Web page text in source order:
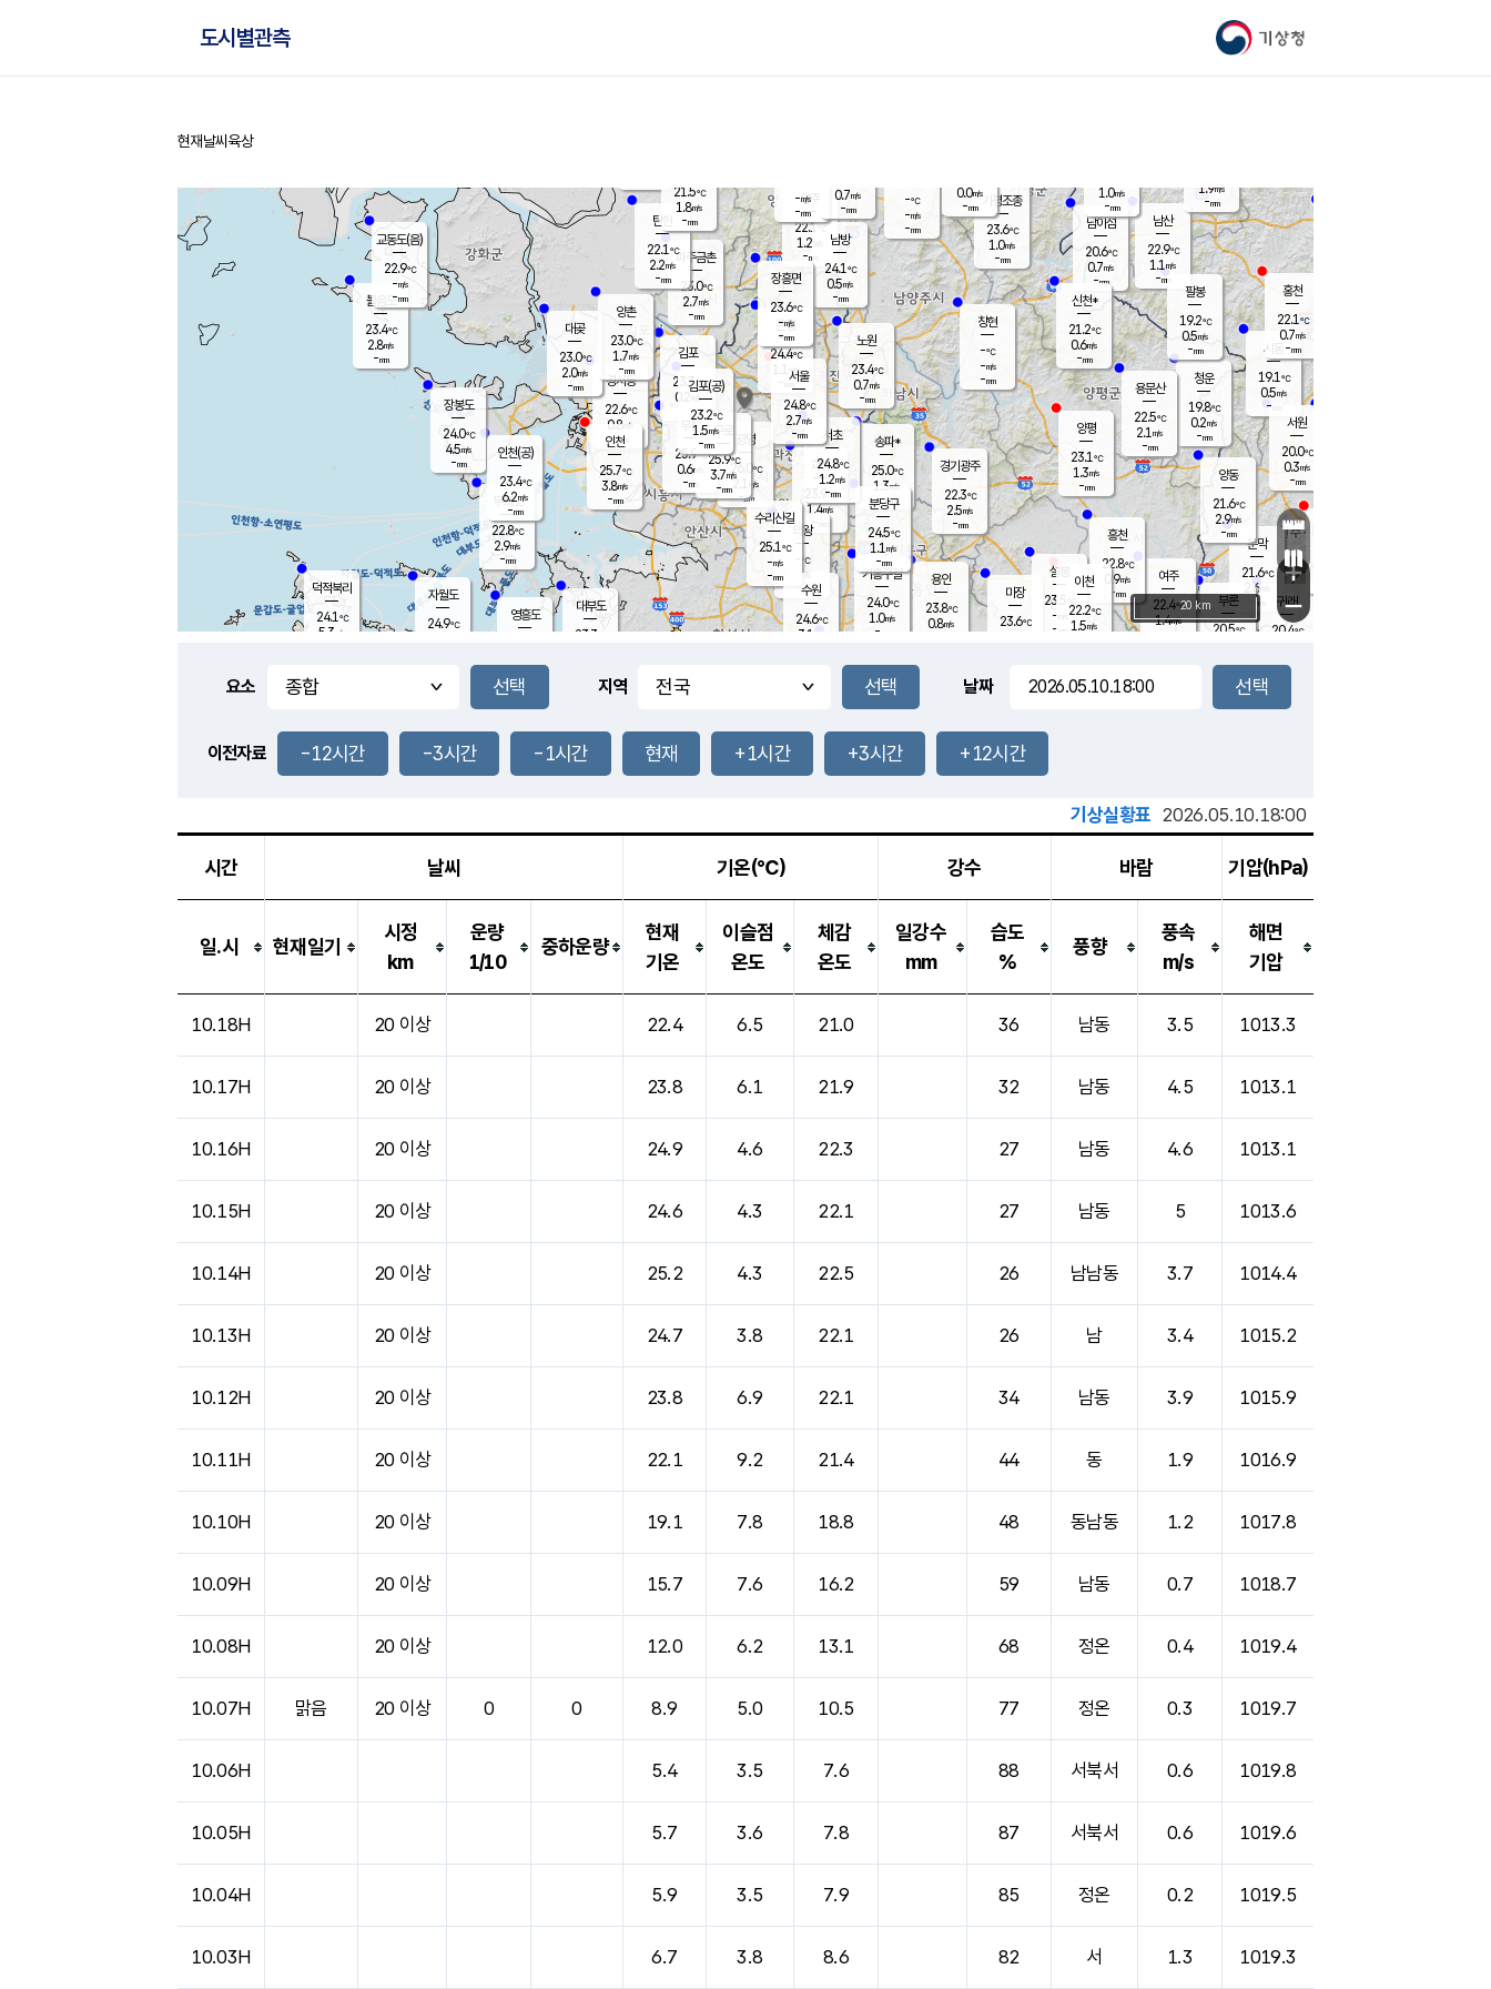
기상청
도시별관측
홈
현재날씨 육상
풍도
3.3m/s
문막
21.6℃
2.6m/s
mm
남이섬
20.6℃
0.7m/s
-mm
무의도
22.8℃
2.9m/s
-mm
영흥도
볼음도
23.4℃
2.8m/s
-mm
자월도
24.9℃
양주
22.1℃
1.2
-mm
부론
20.5℃
과천
23.9℃
1.4m/s
- mm
남산
22.9℃
1.1 m/s
-mm
장봉도
24.0℃
4.5m/s
-mm
-mm
청운
19.8℃
0.2m/s
-mm
팔봉
19.2℃
0.5m/s
-mm
-mm
용인
23.8℃
0.8m/s
여주
22.4℃
1.4m/s
양동
21.6℃
2.9m/s
-mm
경기광주
22.3℃
2.5m/s
-mm
장호원
1.0m/s
-mm
23.4
℃
대부도
23.3
-
경서동
22.6℃
0.8 m/s
-mm
파주금촌
23.0℃
2.7m/s
-mm
가평조종
23.6℃
1.0m/s
-mm
-℃
-m/s
-mm
대곶
23.0℃
2.0m/s
-mm
신천*
21.2℃
0.6m/s
-mm
창현
-℃
-m/s
-mm
탄현
22.1℃
2.2m/s
-mm
0.0m/s
-mm
24.3℃
0.0m/s
-mm
흥천
22.8℃
0.9m/s
-mm
마장
23.6℃
의왕
- ℃
m/s
mm
김포
23.3℃
0.2 m/s
mm
설봉
23.5
-m/s
- mm
광명
26.0
℃
2.1 m/s
-mm
부천
25.9℃
0.6m/s
-mm
-mm
양촌
23.0℃
1.7m/s
-mm
구로
25.9℃
3.7m/s
-mm
은평
24.4℃
m/s
- mm
노원
23.4℃
0.7m/s
-mm
송파*
25.0℃
1.3m/s
-mm
서초
24.8℃
1.2m/s
-mm
남방
24.1℃
0.5m/s
-mm
기흥구갈
24.0℃
1.0m/s
-
수리산길
25.1℃
-m/s
-mm
분당구
24.5℃
1.1 m/s
-mm
장흥면
23.6℃
-m/s
-mm
-m/s
-mm
시동
19.1℃
0.5m/s
- mm
귀래
20.4℃
서원
20.0℃
0.3m/s
-mm
용문산
22.5℃
2.1 m/s
-mm
덕적북리
24.1℃
5.3 m/s
인천(공)
23.4℃
6.2m/s
-mm
김포(공)
23.2℃
1.5m/s
-mm
교동도(음)
22.9℃
-m/s
-mm
홍천
22.1℃
0.7m/s
-mm
이천
22.2℃
1.5m/s
양평
23.1℃
1.3m/s
-mm
수원
24.6℃
3.1 m/s
인천
25.7℃
3.8m/s
-mm
서울
24.8℃
2.7m/s
-mm
1.9m/s
-mm
21.5℃
1.8m/s
-mm
0.7m/s
-mm
+
−
20 km
요소 지역 날짜
이전자료 -12시간 -3시간 -1시간 현재 +1시간 +3시간 +12시간
기상실황표 2026.05.10.18:00
시간 날씨 기온(℃) 강수 바람 기압(hPa)
일.시 현재일기
시정
km
운량
1/10
중하운량
현재
기온
이슬점
온도
체감
온도
일강수
mm
습도
%
풍향
풍속
m/s
해면
기압
10.18H 20 이상 22.4 6.5 21.0 36 남동 3.5 1013.3
10.17H 20 이상 23.8 6.1 21.9 32 남동 4.5 1013.1
10.16H 20 이상 24.9 4.6 22.3 27 남동 4.6 1013.1
10.15H 20 이상 24.6 4.3 22.1 27 남동 5 1013.6
10.14H 20 이상 25.2 4.3 22.5 26 남남동 3.7 1014.4
10.13H 20 이상 24.7 3.8 22.1 26 남 3.4 1015.2
10.12H 20 이상 23.8 6.9 22.1 34 남동 3.9 1015.9
10.11H 20 이상 22.1 9.2 21.4 44 동 1.9 1016.9
10.10H 20 이상 19.1 7.8 18.8 48 동남동 1.2 1017.8
10.09H 20 이상 15.7 7.6 16.2 59 남동 0.7 1018.7
10.08H 20 이상 12.0 6.2 13.1 68 정온 0.4 1019.4
10.07H 맑음 20 이상 0 0 8.9 5.0 10.5 77 정온 0.3 1019.7
10.06H 5.4 3.5 7.6 88 서북서 0.6 1019.8
10.05H 5.7 3.6 7.8 87 서북서 0.6 1019.6
10.04H 5.9 3.5 7.9 85 정온 0.2 1019.5
10.03H 6.7 3.8 8.6 82 서 1.3 1019.3